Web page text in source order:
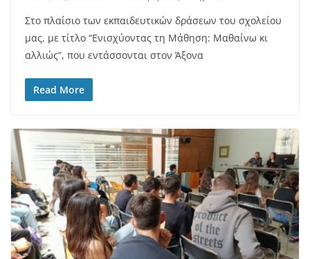
Στο πλαίσιο των εκπαιδευτικών δράσεων του σχολείου
μας, με τίτλο “Ενισχύοντας τη Μάθηση: Μαθαίνω κι
αλλιώς”, που εντάσσονται στον Άξονα
Read More